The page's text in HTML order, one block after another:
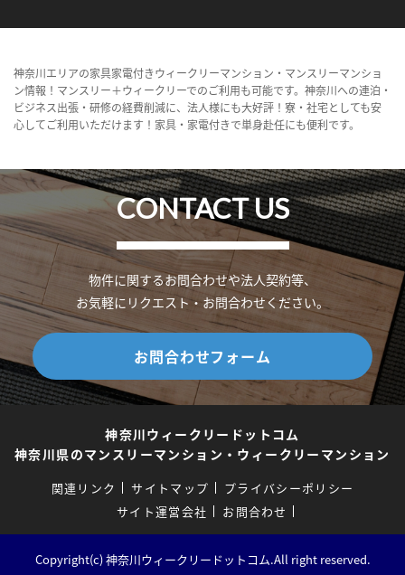
神奈川エリアの家具家電付きウィークリーマンション・マンスリーマンショ
ン情報！マンスリー＋ウィークリーでのご利用も可能です。神奈川への連泊・
ビジネス出張・研修の経費削減に、法人様にも大好評！寮・社宅としても安
心してご利用いただけます！家具・家電付きで単身赴任にも便利です。
CONTACT US
物件に関するお問合わせや法人契約等、
お気軽にリクエスト・お問合わせください。
お問合わせフォーム
神奈川ウィークリードットコム
神奈川県のマンスリーマンション・ウィークリーマンション
関連リンク サイトマップ
プライバシーポリシー
サイト運営会社
お問合わせ
Copyright(c) 神奈川ウィークリードットコム.All right reserved.